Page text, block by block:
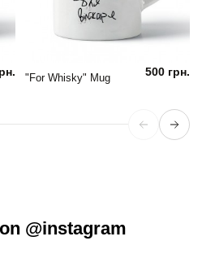
"For Whisky" Mug 500 грн.
@instagram